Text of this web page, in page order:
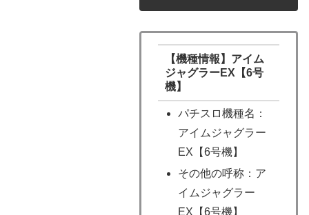
【機種情報】アイム
ジャグラーEX【6号
機】
パチスロ機種名：
アイムジャグラー
EX【6号機】
その他の呼称：ア
イムジャグラー
EX【6号機】